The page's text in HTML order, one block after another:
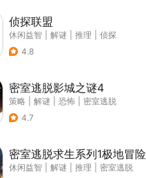
侦探联盟
休闲益智 解谜 推理
侦探
4.8
密室逃脱影城之谜4
策略 解谜 恐怖
密室逃脱
4.7
密室逃脱求生系列1极地冒险
休闲益智 解谜 推理
密室逃脱